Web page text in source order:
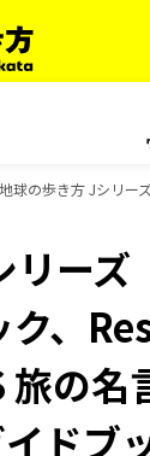
地球の歩き方 Jシリー
リー
ク、
旅の
ドブ